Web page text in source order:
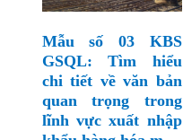
Mẫu số 03 KBS
GSQL: Tìm hiểu
chi tiết về văn bản
quan trọng trong
lĩnh vực xuất nhập